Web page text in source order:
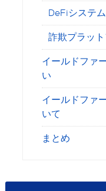
DeFiシステ
詐欺プラッ
イールドファ
い
イールドファ
いて
まとめ